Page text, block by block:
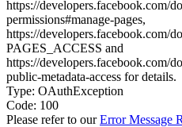
https://developers.facebook.com/
permissions#manage-pages,
https://developers.facebook.com/
PAGES_ACCESS and
https://developers.facebook.com/
public-metadata-access for details.
Type: OAuthException
Code: 100
Please refer to ourError Message